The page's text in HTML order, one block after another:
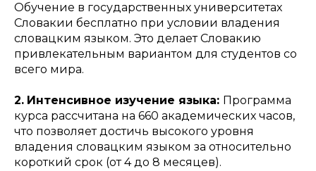
Обучение в государственных университетах
Словакии бесплатно при условии владения
словацким языком. Это делает Словакию
привлекательным вариантом для студентов со
всего мира.
2. Интенсивное изучение языка: Программа
курса рассчитана на 660 академических часов,
что позволяет достичь высокого уровня
владения словацким языком за относительно
короткий срок (от 4 до 8 месяцев).